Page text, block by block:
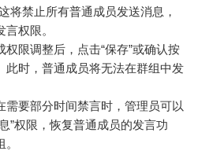
将禁止所有普通成员发送消息，
权限。
权限调整后，点击“保存”或确认按
此时，普通成员将无法在群组中发
需要部分时间禁言时，管理员可以
”权限，恢复普通成员的发言功